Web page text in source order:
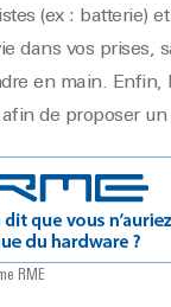
(ex : batterie)
dans vos prises,
en main. Enfin,
de proposer
RME